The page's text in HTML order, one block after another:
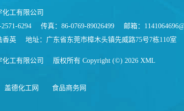
化工有限公司
6294
传真：86-0769-89026499 邮箱：
香英
地址：广东省东莞市樟木头镇先威路75号7栋110室
化工有限公司 版权所有 Copyright (©) 2026 XML
盖德化工网 食品商务网